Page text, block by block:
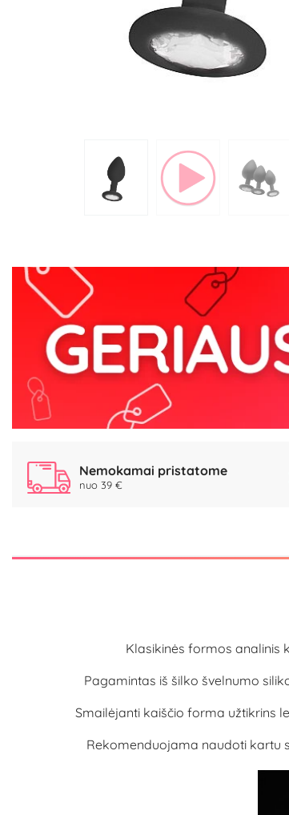
Nemokamai pristatome
nuo 39 €
Klasikinės formos analinis
Pagamintas iš šilko švelnumo
Smailėjanti kaiščio forma užtikrins
Rekomenduojama naudoti kartu